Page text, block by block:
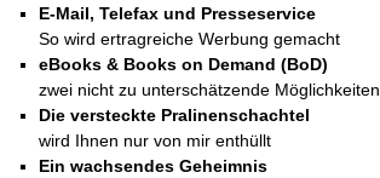
E-Mail, Telefax und Presseservice
So wird ertragreiche Werbung gemacht
eBooks & Books on Demand (BoD)
zwei nicht zu unterschätzende Möglichkeiten
Die versteckte Pralinenschachtel
wird Ihnen nur von mir enthüllt
Ein wachsendes Geheimnis